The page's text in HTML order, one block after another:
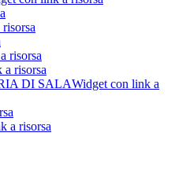
risorsa
risorsa
Widget con link a
a risorsa